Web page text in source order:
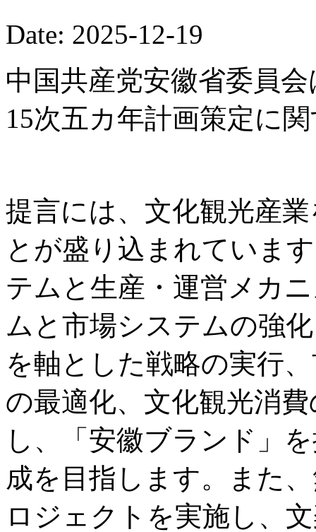
Date: 2025-12-19
中国共産党安徽省委員
15次五カ年計画策定に
提言には、文化観光産
とが盛り込まれていま
テムと生産・運営メカ
ムと市場システムの強
を軸とした戦略の実行
の最適化、文化観光消
し、「安徽ブランド」
成を目指します。また
ロジェクトを実施し、